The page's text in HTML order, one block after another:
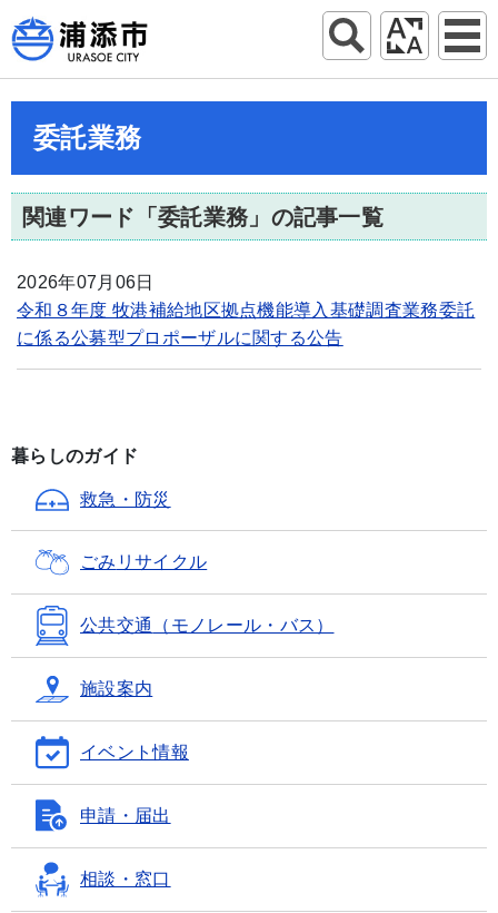
委託業務
関連ワード「委託業務」の記事一覧
2026年07月06日
令和８年度 牧港補給地区拠点機能導入基礎調査業務委託
に係る公募型プロポーザルに関する公告
暮らしのガイド
救急・防災
ごみ リサイクル
公共交通 （モノレール・バス）
施設案内
イベント情報
申請・届出
相談・窓口